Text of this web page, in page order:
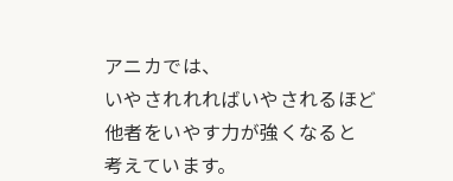
アニカでは、
いやされれればいやされるほど
他者をいやす力が強くなると
考えています。